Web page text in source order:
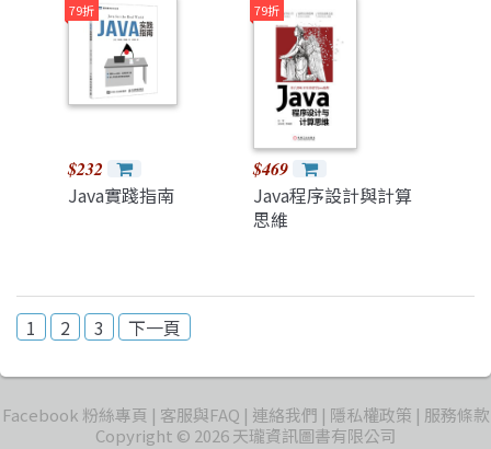
79折
$232
Java實踐指南
79折
$469
Java程序設計與計算
思維
1 2 3 下一頁
Facebook 粉絲專頁 客服與FAQ 連絡我們 隱私權政策
服務條款
Copyright © 2026 天瓏資訊圖書有限公司